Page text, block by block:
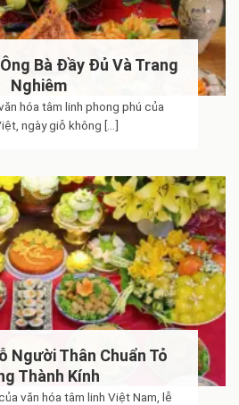
Bà Đầy Đủ Và Trang
Nghiêm
hóa tâm linh phong phú của
ngày giỗ không [...]
Người Thân Chuẩn Tỏ
Thành Kính
văn hóa tâm linh Việt Nam, lễ